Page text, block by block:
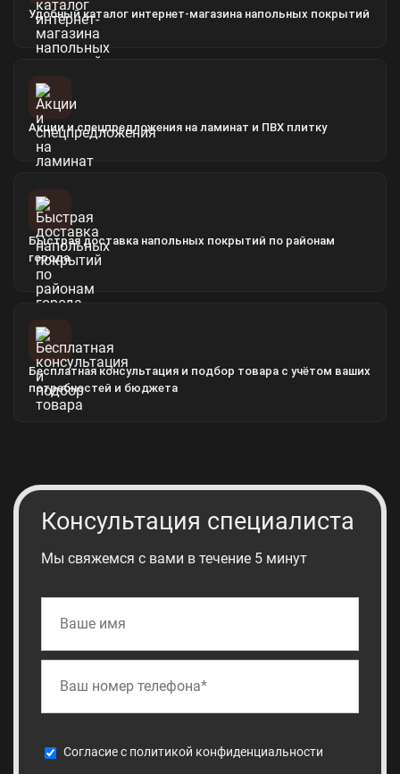
Удобный каталог интернет-магазина напольных покрытий
Акции и спецпредложения на ламинат и ПВХ плитку
Быстрая доставка напольных покрытий по районам
города
Бесплатная консультация и подбор товара с учётом ваших
потребностей и бюджета
Консультация специалиста
Мы свяжемся с вами в течение 5 минут
Cогласие с политикой конфиденциальности